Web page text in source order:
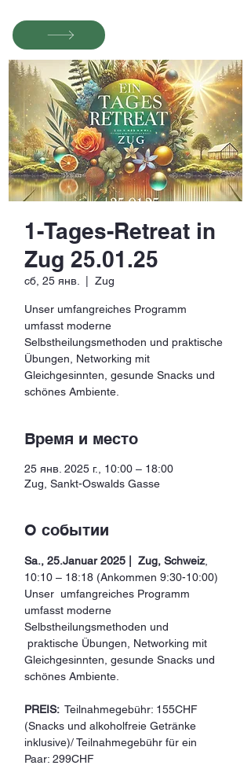
1-Tages-Retreat in
Zug 25.01.25
сб, 25 янв. Zug
Unser umfangreiches Programm
umfasst moderne
Selbstheilungsmethoden und praktische
Übungen, Networking mit
Gleichgesinnten, gesunde Snacks und
Время и место
25 янв. 2025 г., 10:00 – 18:00
Zug, Sankt-Oswalds Gasse
О событии
Sa., 25.Januar 2025 |  Zug, Schweiz
10:10 – 18:18 (Ankommen 9:30-10:00)
Unser  umfangreiches Programm
umfasst moderne
Selbstheilungsmethoden und
praktische Übungen, Networking mit
Gleichgesinnten, gesunde Snacks und
schönes Ambiente.
PREIS: Teilnahmegebühr: 155CHF
(Snacks und alkoholfreie Getränke
inklusive)/ Teilnahmegebühr für ein
Paar: 299CHF